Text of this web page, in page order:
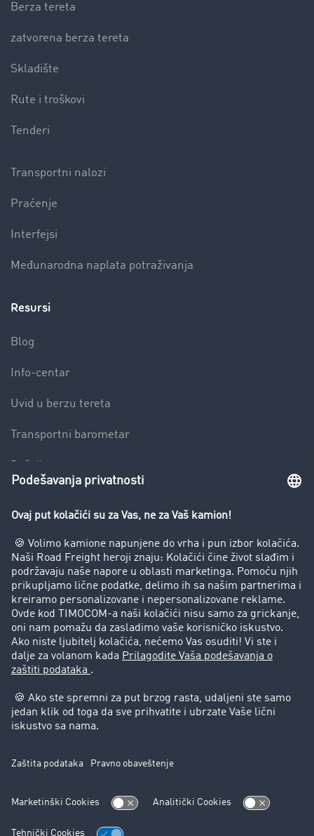
Berza tereta
zatvorena berza tereta
Skladište
Rute i troškovi
Tenderi
Transportni nalozi
Praćenje
Interfejsi
Međunarodna naplata potraživanja
Resursi
Blog
Info-centar
Uvid u berzu tereta
Transportni barometar
Preduzeće
Uspešne priče
Korisnici preporučuju korisnike
Pravna pitanja
Impressum
Opšti uslovi korišćenja
Zaštita podataka
Cookie-Einstellungen
Podrška